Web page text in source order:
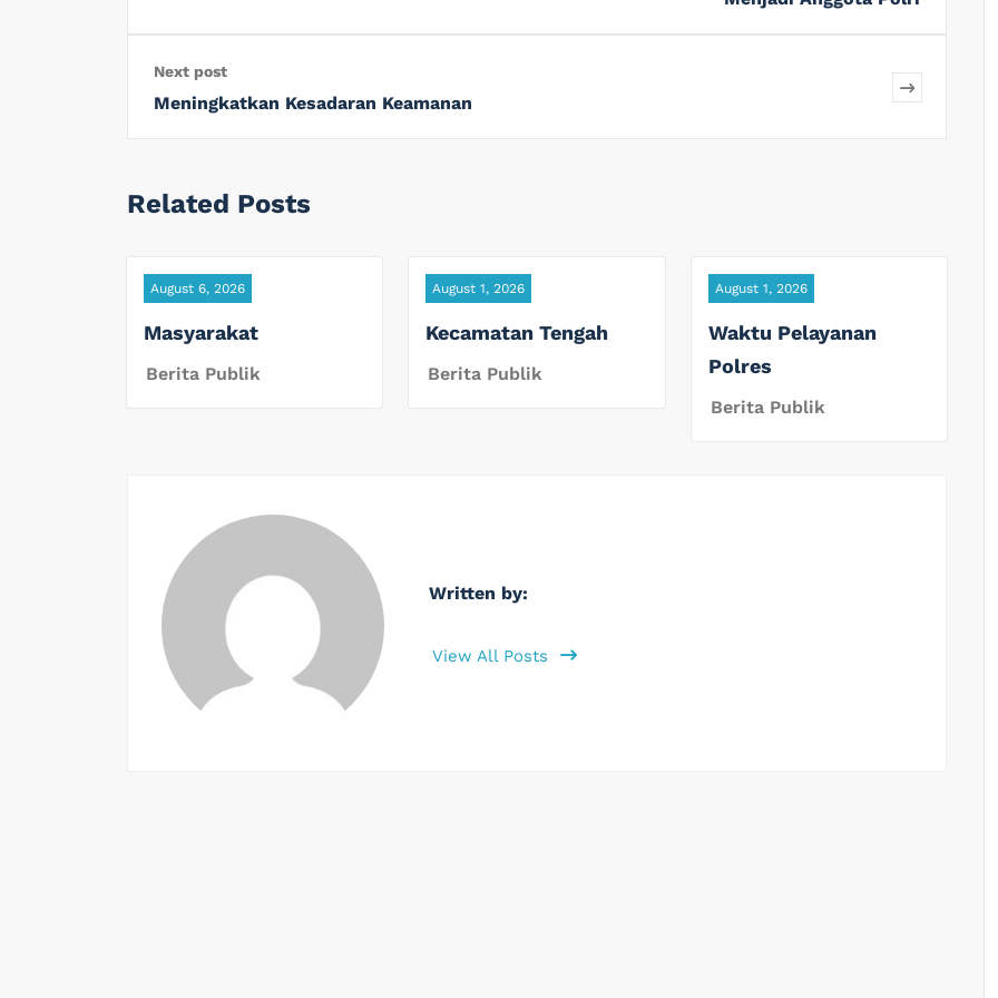
Next post
Meningkatkan Kesadaran Keamanan
Related Posts
August 6, 2026
Masyarakat
Berita Publik
August 1, 2026
Kecamatan Tengah
Berita Publik
August 1, 2026
Waktu Pelayanan
Polres
Berita Publik
Written by:
View All Posts